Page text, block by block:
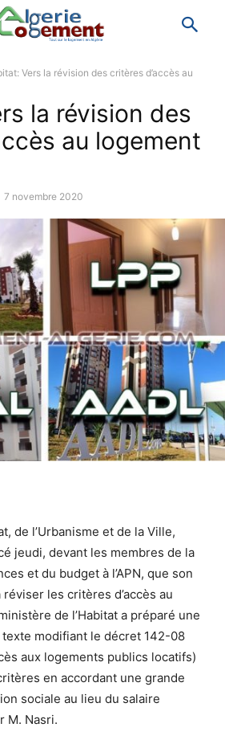
Vers la révision des critères d’accès au
la révision des
au logement
7 novembre 2020
de l’Urbanisme et de la Ville,
jeudi, devant les membres de la
et du budget à l’APN, que son
les critères d’accès au
de l’Habitat a préparé une
modifiant le décret 142-08
aux logements publics locatifs)
en accordant une grande
sociale au lieu du salaire
M. Nasri.